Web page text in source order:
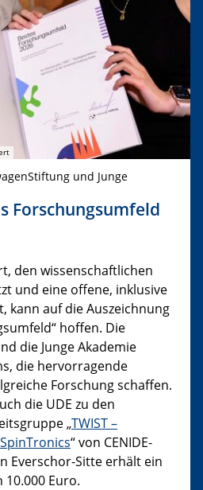
und Junge
Forschungsumfeld
den wissenschaftlichen
und eine offene, inklusive
kann auf die Auszeichnung
hoffen. Die
die Junge Akademie
die hervorragende
Forschung schaffen.
die UDE zu den
„TWIST –
“ von CENIDE-
Everschor-Sitte erhält ein
Euro.